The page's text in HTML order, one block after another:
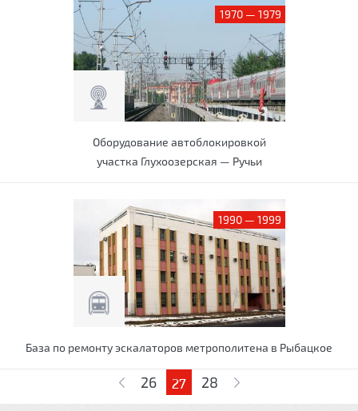
1970 — 1979
Оборудование автоблокировкой
участка Глухоозерская — Ручьи
1990 — 1999
База по ремонту эскалаторов метрополитена в Рыбацкое
26 27 28